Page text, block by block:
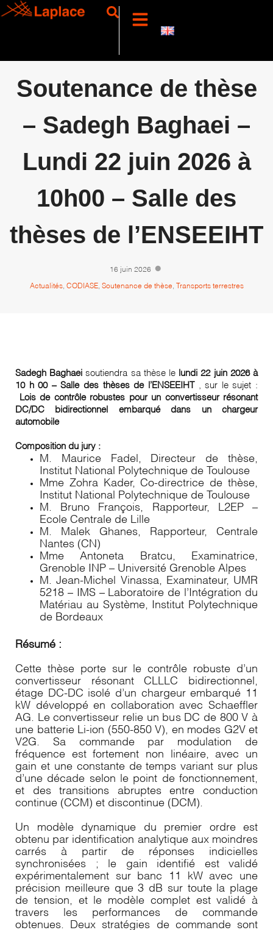
Soutenance de thèse
– Sadegh Baghaei –
Lundi 22 juin 2026 à
10h00 – Salle des
thèses de l’ENSEEIHT
16 juin 2026
Actualités CODIASE, Soutenance de thèse Transports terrestres
Sadegh Baghaei soutiendra sa thèse le lundi 22 juin 2026 à
10 h 00 – Salle des thèses de l’ENSEEIHT sur le sujet :
Lois de contrôle robustes pour un convertisseur résonant
DC/DC bidirectionnel embarqué dans un chargeur
automobile
Composition du jury :
M. Maurice Fadel, Directeur de thèse,
Institut National Polytechnique de Toulouse
Mme Zohra Kader, Co-directrice de thèse,
Institut National Polytechnique de Toulouse
M. Bruno François, Rapporteur, L2EP –
Ecole Centrale de Lille
M. Malek Ghanes, Rapporteur, Centrale
Nantes (CN)
Mme Antoneta Bratcu, Examinatrice,
Grenoble INP – Université Grenoble Alpes
M. Jean-Michel Vinassa, Examinateur, UMR
5218 – IMS – Laboratoire de l’Intégration du
Matériau au Système, Institut Polytechnique
de Bordeaux
Résumé :
Cette thèse porte sur le contrôle robuste d’un
convertisseur résonant CLLLC bidirectionnel,
étage DC-DC isolé d’un chargeur embarqué 11
kW développé en collaboration avec Schaeffler
AG. Le convertisseur relie un bus DC de 800 V à
une batterie Li-ion (550-850 V), en modes G2V et
V2G. Sa commande par modulation de
fréquence est fortement non linéaire, avec un
gain et une constante de temps variant sur plus
d’une décade selon le point de fonctionnement,
et des transitions abruptes entre conduction
continue (CCM) et discontinue (DCM).
Un modèle dynamique du premier ordre est
obtenu par identification analytique aux moindres
carrés à partir de réponses indicielles
synchronisées ; le gain identifié est validé
expérimentalement sur banc 11 kW avec une
précision meilleure que 3 dB sur toute la plage
de tension, et le modèle complet est validé à
travers les performances de commande
obtenues. Deux stratégies de commande sont